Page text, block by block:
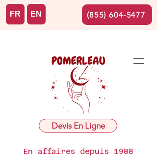
Devis En Ligne
En affaires depuis 1988
FR EN (855) 604-5477